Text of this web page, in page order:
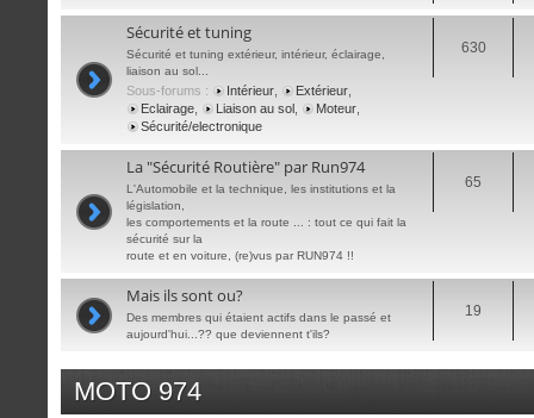
Sécurité et tuning
Sécurité et tuning extérieur, intérieur, éclairage,
liaison au sol...
Sous-forums : Intérieur Extérieur
Eclairage
Liaison au sol Moteur
Sécurité/electronique
630
La "Sécurité Routière" par Run974
L'Automobile et la technique, les institutions et la
législation,
les comportements et la route ... : tout ce qui fait la
sécurité sur la
route et en voiture, (re)vus par RUN974 !!
65
Mais ils sont ou?
Des membres qui étaient actifs dans le passé et
aujourd'hui...?? que deviennent t'ils?
19
MOTO 974